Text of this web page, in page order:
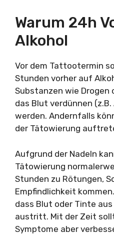
Warum 24h
Alkohol
Vor dem Tattootermin
Stunden vorher auf
Substanzen wie Drogen
das Blut verdünnen
werden. Andernfalls
der Tätowierung
Aufgrund der Nadeln
Tätowierung
Stunden zu Rötungen,
Empfindlichkeit
dass Blut oder Tinte
austritt. Mit der Zeit
Symptome aber